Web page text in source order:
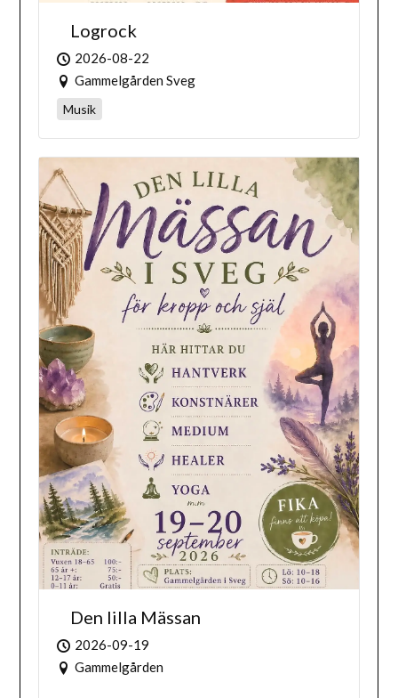
Logrock
2026-08-22
Gammelgården Sveg
Musik
Den lilla Mässan
2026-09-19
Gammelgården